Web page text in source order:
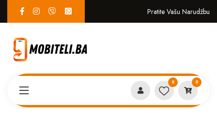
Pratite Vašu Narudžbu
0 0
Konektor punjenja Samsung A40